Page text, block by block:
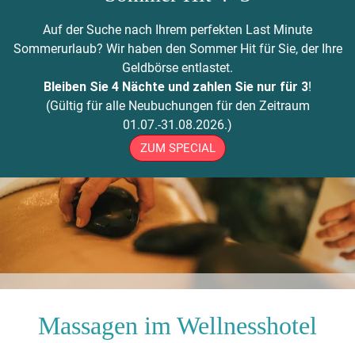
Winterurlaub
Geschichte
Team
Webcam
Zimmerpreise
Donau.ALLinclusive.Leistungen
Stornobedingungen
Donau.PAUSCHALEN
Donau.EVENTS
Urlaub mit der Familie
Urlaub mit Freunden
Urlaub mit dem Hund
Singleurlaub mit Kind
Sportlich & Aktiv
Aktivprogramm
Radfahren
Donau-Radfähre
Bike Station
Badeerlebnis
Yoga an der Donau
Wellness-Paradies
Beauty & Kosmetik
Wickel & Packungen
Entspannungs-Pakete
Business & Seminare
Seminare & Tagungen
Firmenfeiern
Seminaranfrage
ONLINE BUCHEN
Kontakt
Zimmerpreise
Auf der Suche nach Ihrem perfekten Last Minute
Sommerurlaub? Wir haben den Sommer Hit für Sie, der Ihre
Geldbörse entlastet.
Bleiben Sie 4 Nächte und zahlen Sie nur für 3!
(Gültig für alle Neubuchungen für den Zeitraum
01.07.-31.08.2026.)
ZUM SPECIAL
Massagen im Wellnesshotel